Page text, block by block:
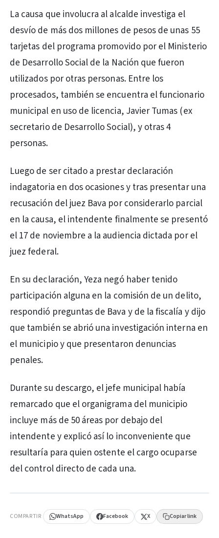
La causa que involucra al alcalde investiga el
desvío de más dos millones de pesos de unas 55
tarjetas del programa promovido por el Ministerio
de Desarrollo Social de la Nación que fueron
utilizados por otras personas. Entre los
procesados, también se encuentra el funcionario
municipal en uso de licencia, Javier Tumas (ex
secretario de Desarrollo Social), y otras 4
personas.
Luego de ser citado a prestar declaración
indagatoria en dos ocasiones y tras presentar una
recusación del juez Bava por considerarlo parcial
en la causa, el intendente finalmente se presentó
el 17 de noviembre a la audiencia dictada por el
juez federal.
En su declaración, Yeza negó haber tenido
participación alguna en la comisión de un delito,
respondió preguntas de Bava y de la fiscalía y dijo
que también se abrió una investigación interna en
el municipio y que presentaron denuncias
penales.
Durante su descargo, el jefe municipal había
remarcado que el organigrama del municipio
incluye más de 50 áreas por debajo del
intendente y explicó así lo inconveniente que
resultaría para quien ostente el cargo ocuparse
del control directo de cada una.
COMPARTIR WhatsApp Facebook X Copiar link